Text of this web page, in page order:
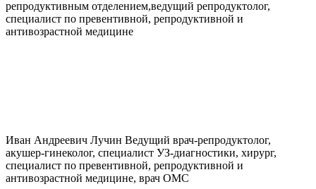
репродуктивным отделением,ведущий репродуктолог,
специалист по превентивной, репродуктивной и
антивозрастной медицине
Иван Андреевич Лучин Ведущий врач-репродуктолог,
акушер-гинеколог, специалист УЗ-диагностики, хирург,
специалист по превентивной, репродуктивной и
антивозрастной медицине, врач ОМС